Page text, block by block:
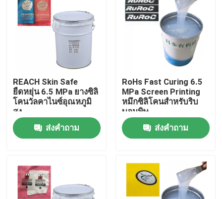
ผลิตภัณฑ์
หมึกยางซิลิโคน
หมึกพิมพ์ซิลิโคนสกรีน
หมึกซิลิโคนลายนูน
ซิลิโคนแม่พิมพ์เหลว
หมึกพิมพ์ถ่ายเทความร้อน
REACH Skin Safe
ยืดหยุ่น 6.5 MPa ยางซิลิ
โคนวัลคาไนซ์อุณหภูมิ
สูง
ส่งคำถาม
RoHs Fast Curing 6.5
MPa Screen Printing
หมึกซิลิโคนสำหรับริบ
บอนพิษ
ส่งคำถาม